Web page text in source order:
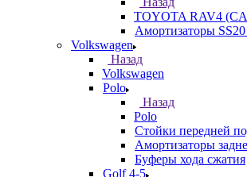
TOYOTA RAV4
Амортизаторы
Volkswagen
Назад
Volkswagen
Polo
Назад
Polo
Стойки передней
Амортизаторы
Буферы хода сжатия
Golf 4-5